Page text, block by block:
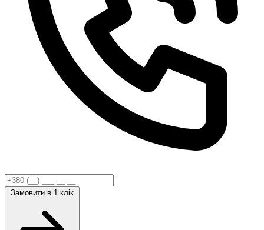
Замовити в 1 клік